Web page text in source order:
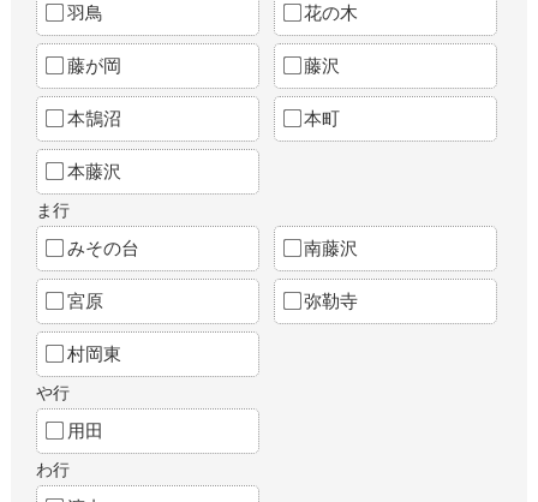
羽鳥 花の木
藤が岡 藤沢
本鵠沼 本町
本藤沢
ま行
みその台 南藤沢
宮原 弥勒寺
村岡東
や行
用田
わ行